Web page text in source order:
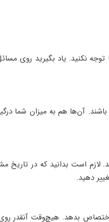
نکنید. یاد بگیرید روی
باشند. آن‌ها هم به میزان شما
لازم است بدانید که در تاریخ
دهید.
اختصاص بدهد. هیچ‌وقت آنقدر